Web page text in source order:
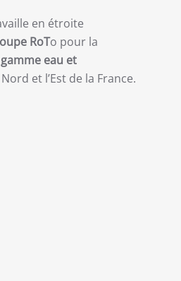
en étroite
RoTo pour la
gamme eau et
et l’Est de la France.